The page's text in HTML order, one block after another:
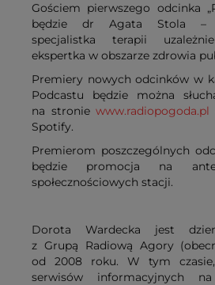
Gościem pierwszego odcinka
będzie dr Agata Stola –
specjalistka terapii
ekspertka w obszarze zdrowia
Premiery nowych odcinków w
Podcastu będzie można
na stroniewww.radiopogoda.pl
Spotify.
Premierom poszczególnych
będzie promocja na
społecznościowych stacji.
Dorota Wardecka jest
z Grupą Radiową Agory
od 2008 roku. W tym
serwisów informacyjnych